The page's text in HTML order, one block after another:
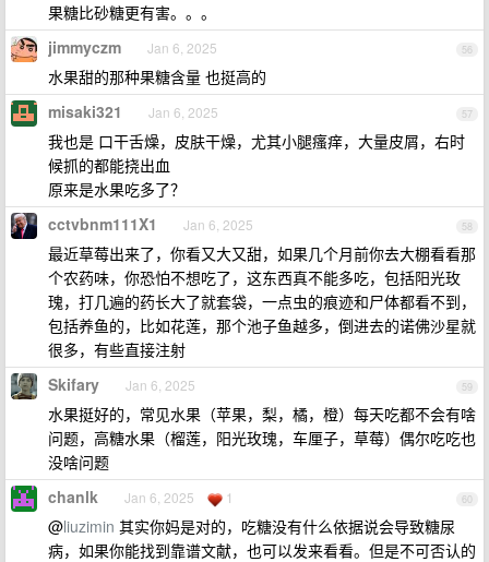
果糖比砂糖更有害。。。
56
jimmyczm Jan 6, 2025
水果甜的那种果糖含量 也挺高的
57
misaki321 Jan 6, 2025
我也是 口干舌燥，皮肤干燥，尤其小腿瘙痒，大量皮屑，右时
候抓的都能挠出血
原来是水果吃多了？
58
cctvbnm111X1 Jan 6, 2025
最近草莓出来了，你看又大又甜，如果几个月前你去大棚看看那
个农药味，你恐怕不想吃了，这东西真不能多吃，包括阳光玫
瑰，打几遍的药长大了就套袋，一点虫的痕迹和尸体都看不到，
包括养鱼的，比如花莲，那个池子鱼越多，倒进去的诺佛沙星就
很多，有些直接注射
59
Skifary Jan 6, 2025
水果挺好的，常见水果（苹果，梨，橘，橙）每天吃都不会有啥
问题，高糖水果（榴莲，阳光玫瑰，车厘子，草莓）偶尔吃吃也
没啥问题
60
chanlk Jan 6, 2025 1
@liuzimin 其实你妈是对的，吃糖没有什么依据说会导致糖尿
病，如果你能找到靠谱文献，也可以发来看看。但是不可否认的